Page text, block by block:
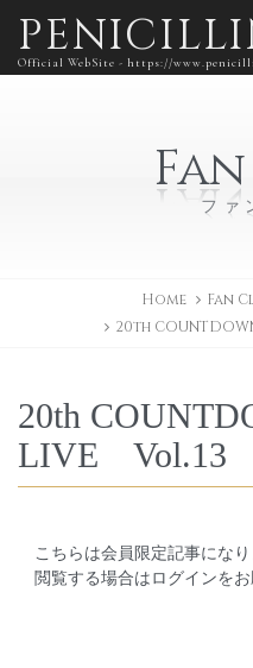
Official WebSite - https://
ファ
Home Fan
20th
20th
LIVE Vol.13
こちらは会員限定記事になり
閲覧する場合はログインをお